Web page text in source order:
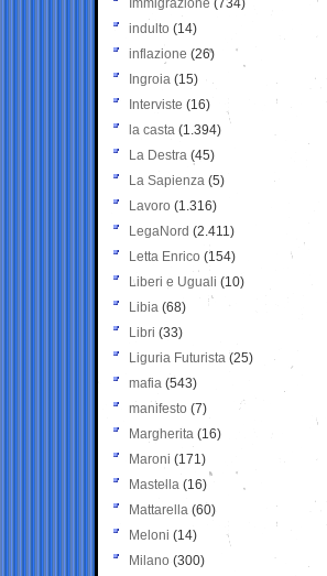
Immigrazione (734)
indulto (14)
inflazione (26)
Ingroia (15)
Interviste (16)
la casta (1.394)
La Destra (45)
La Sapienza (5)
Lavoro (1.316)
LegaNord (2.411)
Letta Enrico (154)
Liberi e Uguali (10)
Libia (68)
Libri (33)
Liguria Futurista (25)
mafia (543)
manifesto (7)
Margherita (16)
Maroni (171)
Mastella (16)
Mattarella (60)
Meloni (14)
Milano (300)